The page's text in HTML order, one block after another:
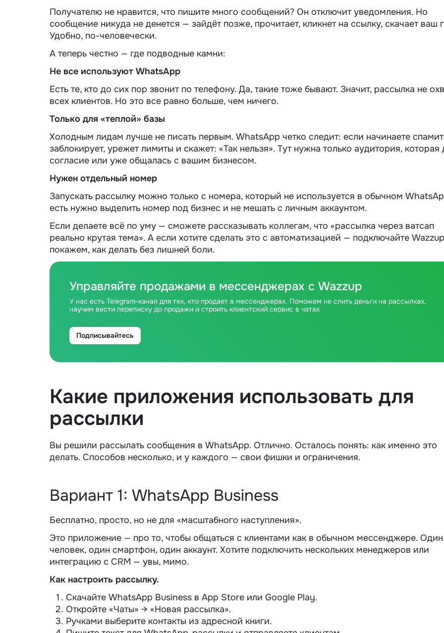
Получателю не нравится, что пишите много сообщений? Он отключит уведомления. Но
сообщение никуда не денется — зайдёт позже, прочитает, кликнет на ссылку, скачает ваш
Удобно, по-человечески.
А теперь честно — где подводные камни:
Не все используют WhatsApp
Есть те, кто до сих пор звонит по телефону. Да, такие тоже бывают. Значит, рассылка не
всех клиентов. Но это все равно больше, чем ничего.
Только для «теплой» базы
Холодным лидам лучше не писать первым. WhatsApp четко следит: если начинаете
заблокирует, урежет лимиты и скажет: «Так нельзя». Тут нужна только аудитория, которая
согласие или уже общалась с вашим бизнесом.
Нужен отдельный номер
Запускать рассылку можно только с номера, который не используется в обычном
есть нужно выделить номер под бизнес и не мешать с личным аккаунтом.
Если делаете всё по уму — сможете рассказывать коллегам, что «рассылка через ватсап
реально крутая тема». А если хотите сделать это с автоматизацией — подключайте
покажем, как делать без лишней боли.
Управляйте продажами в мессенджерах с Wazzup
У нас есть Telegram-канал для тех, кто продает в мессенджерах. Поможем не слить деньги на рассылках,
научим вести переписку до продажи и строить клиентский сервис в чатах
Подписывайтесь
Какие приложения использовать для
рассылки
Вы решили рассылать сообщения в WhatsApp. Отлично. Осталось понять: как именно это
делать. Способов несколько, и у каждого — свои фишки и ограничения.
Вариант 1: WhatsApp Business
Бесплатно, просто, но не для «масштабного наступления».
Это приложение — про то, чтобы общаться с клиентами как в обычном мессенджере. Один
человек, один смартфон, один аккаунт. Хотите подключить нескольких менеджеров или
интеграцию с CRM — увы, мимо.
Как настроить рассылку.
Скачайте WhatsApp Business в App Store или Google Play.
Откройте «Чаты» → «Новая рассылка».
Ручками выберите контакты из адресной книги.